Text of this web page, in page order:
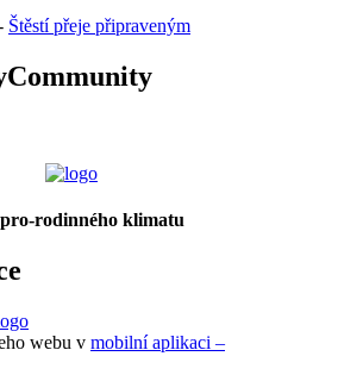
Štěstí přeje připraveným
rodinného klimatu
webu v mobilní aplikaci –